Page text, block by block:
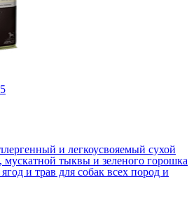
и легкоусвояемый сухой
тыквы и зеленого горошка
и трав для собак всех пород и